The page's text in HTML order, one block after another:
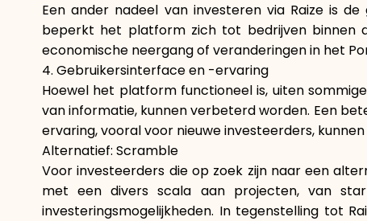
Een ander nadeel van investeren via Raize is
beperkt het platform zich tot bedrijven binnen
economische neergang of veranderingen in het
4. Gebruikersinterface en -ervaring
Hoewel het platform functioneel is, uiten
van informatie, kunnen verbeterd worden. Een
ervaring, vooral voor nieuwe investeerders,
Alternatief: Scramble
Voor investeerders die op zoek zijn naar een
met een divers scala aan projecten, van
investeringsmogelijkheden. In tegenstelling tot